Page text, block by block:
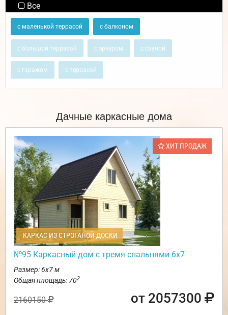
Все
с маленькой террасой с балконом
с большой террасой с эркером с сауной
с гаражом с террасой
Дачные каркасные дома
ХИТ ПРОДАЖ
КАРКАС ИЗ СТРОГАНОЙ ДОСКИ
№95 Каркасный дом с тремя спальнями 6х7
Размер: 6х7 м
Общая площадь: 702
2160150 от 2057300